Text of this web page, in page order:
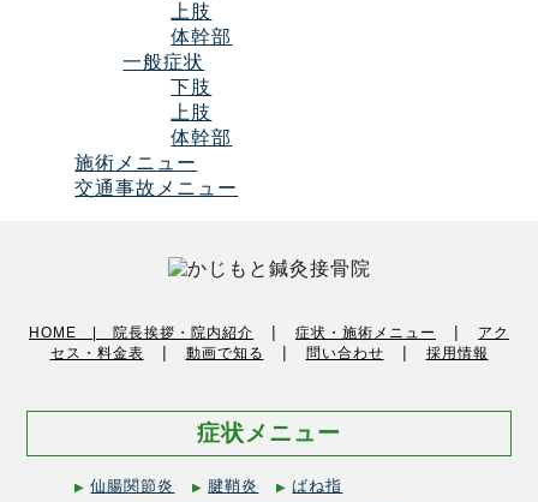
上肢
体幹部
一般症状
下肢
上肢
体幹部
施術メニュー
交通事故メニュー
HOME | 院長挨拶・院内紹介 症状・施術メニュー
アク
セス・料金表
動画で知る 問い合わせ 採用情報
症状メニュー
仙腸関節炎 腱鞘炎
ばね指